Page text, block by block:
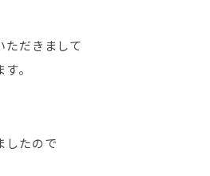
ただきまして
。
したので